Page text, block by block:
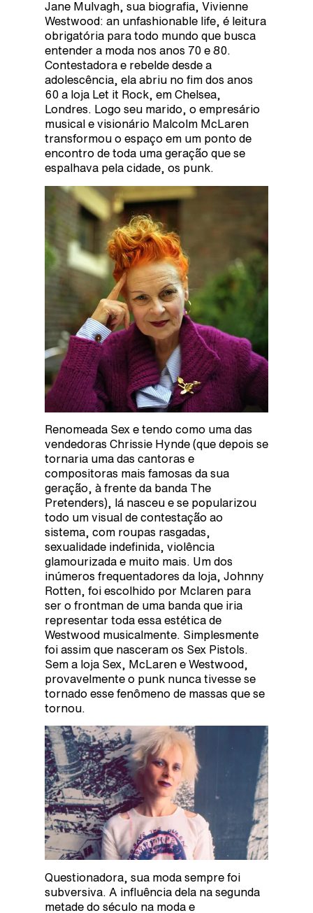
Jane Mulvagh, sua biografia, Vivienne
Westwood: an unfashionable life, é leitura
obrigatória para todo mundo que busca
entender a moda nos anos 70 e 80.
Contestadora e rebelde desde a
adolescência, ela abriu no fim dos anos
60 a loja Let it Rock, em Chelsea,
Londres. Logo seu marido, o empresário
musical e visionário Malcolm McLaren
transformou o espaço em um ponto de
encontro de toda uma geração que se
espalhava pela cidade, os punk.
Renomeada Sex e tendo como uma das
vendedoras Chrissie Hynde (que depois se
tornaria uma das cantoras e
compositoras mais famosas da sua
geração, à frente da banda The
Pretenders), lá nasceu e se popularizou
todo um visual de contestação ao
sistema, com roupas rasgadas,
sexualidade indefinida, violência
glamourizada e muito mais. Um dos
inúmeros frequentadores da loja, Johnny
Rotten, foi escolhido por Mclaren para
ser o frontman de uma banda que iria
representar toda essa estética de
Westwood musicalmente. Simplesmente
foi assim que nasceram os Sex Pistols.
Sem a loja Sex, McLaren e Westwood,
provavelmente o punk nunca tivesse se
tornado esse fenômeno de massas que se
tornou.
Questionadora, sua moda sempre foi
subversiva. A influência dela na segunda
metade do século na moda e